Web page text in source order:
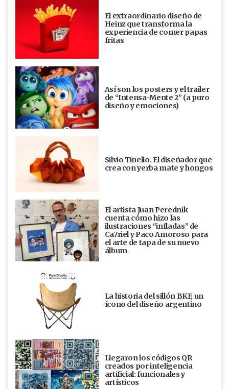
El extraordinario diseño de
Heinz que transforma la
experiencia de comer papas
fritas
Así son los posters y el trailer
de “Intensa-Mente 2” (a puro
diseño y emociones)
Silvio Tinello. El diseñador que
crea con yerba mate y hongos
El artista Juan Perednik
cuenta cómo hizo las
ilustraciones “infladas” de
Ca7riel y Paco Amoroso para
el arte de tapa de su nuevo
álbum
La historia del sillón BKF, un
ícono del diseño argentino
Llegaron los códigos QR
creados por inteligencia
artificial: funcionales y
artísticos